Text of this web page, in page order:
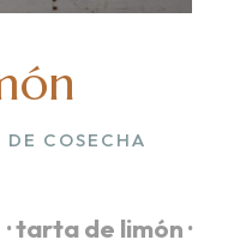
DE COSECHA
· tarta de limón ·